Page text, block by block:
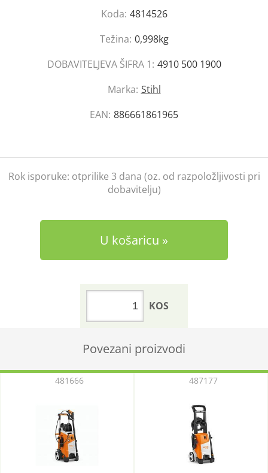
Koda: 4814526
Težina: 0,998kg
DOBAVITELJEVA ŠIFRA 1: 4910 500 1900
Marka: Stihl
EAN: 886661861965
Rok isporuke: otprilike 3 dana (oz. od razpoložljivosti pri
dobavitelju)
U košaricu
KOS
Povezani proizvodi
481666 487177